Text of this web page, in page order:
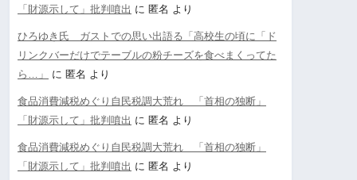
「財源示して」批判噴出 に 匿名 より
ひろゆき氏 ガストでの思い出語る「高校生の頃に「ド
リンクバーだけでテーブルの粉チーズを食べまくってた
ら…」
に 匿名 より
食品消費減税めぐり自民税調大荒れ 「首相の独断」
「財源示して」批判噴出 に 匿名 より
食品消費減税めぐり自民税調大荒れ 「首相の独断」
「財源示して」批判噴出 に 匿名 より